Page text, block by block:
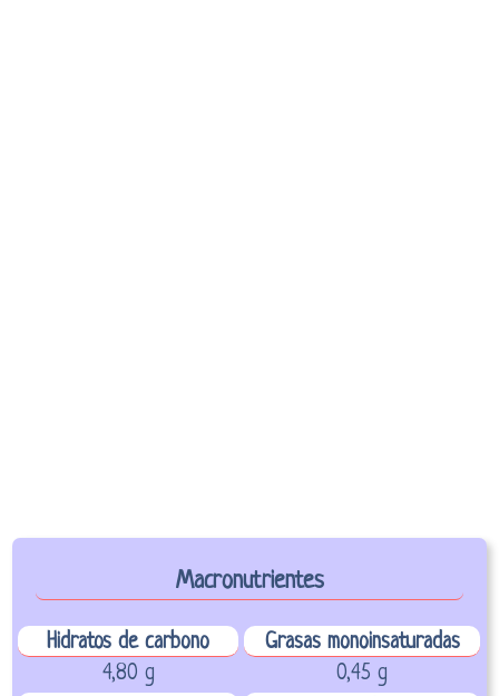
Macronutrientes
Hidratos de carbono
Grasas monoinsaturadas
4,80 g
0,45 g